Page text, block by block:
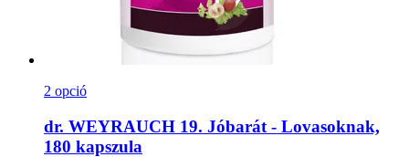
2 opció
dr. WEYRAUCH 19. Jóbarát -​ Lovasoknak,
180 kapszula